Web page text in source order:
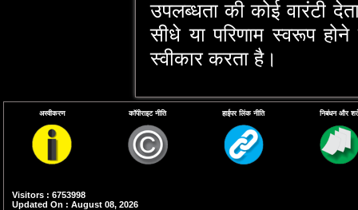
उपलब्‍धता की कोई वारंटी
सीधे या परिणाम स्‍वरूप होने
स्‍वीकार करता है।
अस्वीकरण कॉपीराइट नीति हाईपर लिंक नीति निबंधन और
Visitors : 6753998
Updated On : August 08, 2026